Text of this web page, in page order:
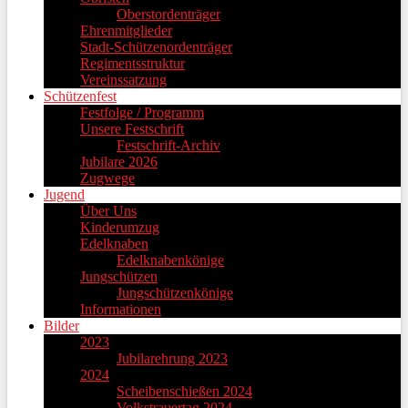
Oberstordenträger
Ehrenmitglieder
Stadt-Schützenordenträger
Regimentsstruktur
Vereinssatzung
Schützenfest
Festfolge / Programm
Unsere Festschrift
Festschrift-Archiv
Jubilare 2026
Zugwege
Jugend
Über Uns
Kinderumzug
Edelknaben
Edelknabenkönige
Jungschützen
Jungschützenkönige
Informationen
Bilder
2023
Jubilarehrung 2023
2024
Scheibenschießen 2024